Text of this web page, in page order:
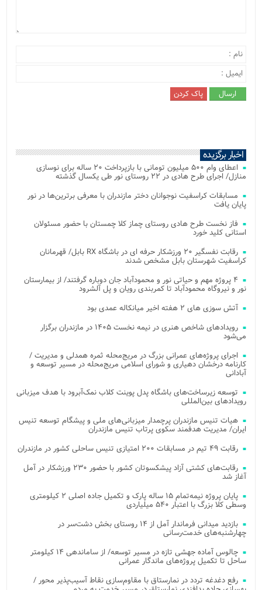
اخبار برگزیده
اعطای وام ۵۰۰ میلیون تومانی با بازپرداخت ۲۰ ساله برای نوسازی
منازل/ اجرای طرح هادی در ۲۲ روستای نور طی یکسال گذشته
مسابقات کراسفیت نوجوانان دختر مازندران با معرفی برترین‌ها در نور
پایان یافت
فاز نخست طرح هادی روستای چماز کلا چمستان با حضور مسئولان
استانی کلید خورد
رقابت نفسگیر ۲۰ ورزشکار حرفه ای در باشگاه RX بابل/ قهرمانان
کراسفیت شهرستان بابل مشخص شدند
۴ پروژه مهم و حیاتی نور و محمودآباد جان دوباره گرفتند/ از بیمارستان
نور و نیروگاه محمودآباد تا کمربندی رویان و پل آلشرود
آتش‌ سوزی‌ های ۲ هفته اخیر میانکاله عمدی بود
رویدادهای شاخص هنری در نیمه نخست ۱۴۰۵ در مازندران برگزار
می‌شود
اجرای پروژه‌های عمرانی بزرگ در مریج‌محله ثمره همدلی و مدیریت /
کارنامه درخشان دهیاری و شورای اسلامی مریج‌محله در مسیر توسعه و
آبادانی
توسعه زیرساخت‌های باشگاه پدل پوینت کلاب نمک‌آبرود با هدف میزبانی
رویدادهای بین‌المللی
هیات تنیس مازندران پرچمدار میزبانی‌های ملی و پیشگام توسعه تنیس
ایران/ مدیریت هدفمند سکوی پرتاب تنیس مازندران
رقابت ۴۹ تیم در مسابقات ۲۰۰ امتیازی تنیس ساحلی کشور در مازندران
رقابت‌های کشتی آزاد پیشکسوتان کشور با حضور ۲۳۰ ورزشکار در آمل
آغاز شد
پایان پروژه نیمه‌تمام ۱۵ ساله پارک و تکمیل جاده اصلی ۲ کیلومتری
وسطی کلا بزرگ با اعتبار ۵۴۰ میلیاردی
بازدید میدانی فرماندار آمل از ۱۴ روستای بخش دشت‌سر در
چهارشنبه‌های خدمت‌رسانی
چالوس آماده جهشی تازه در مسیر توسعه/ از ساماندهی ۱۴ کیلومتر
ساحل تا تکمیل پروژه‌های ماندگار عمرانی
رفع دغدغه تردد در نمارستاق با مقاوم‌سازی نقاط آسیب‌پذیر محور /